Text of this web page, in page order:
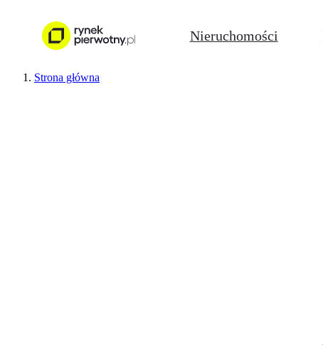
Nieruchomości
Strona główna